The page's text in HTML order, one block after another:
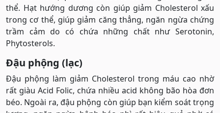
thể. Hạt hướng dương còn giúp giảm Cholesterol xấu
trong cơ thể, giúp giảm căng thẳng, ngăn ngừa chứng
trầm cảm do có chứa những chất như Serotonin,
Phytosterols.
Đậu phộng (lạc)
Đậu phộng làm giảm Cholesterol trong máu cao nhờ
rất giàu Acid Folic, chứa nhiều acid không bão hòa đơn
béo. Ngoài ra, đậu phộng còn giúp bạn kiểm soát trọng